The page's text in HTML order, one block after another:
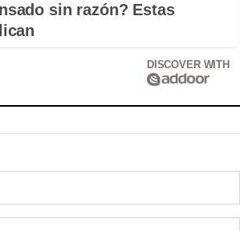
sin razón? Estas
DISCOVER WITH